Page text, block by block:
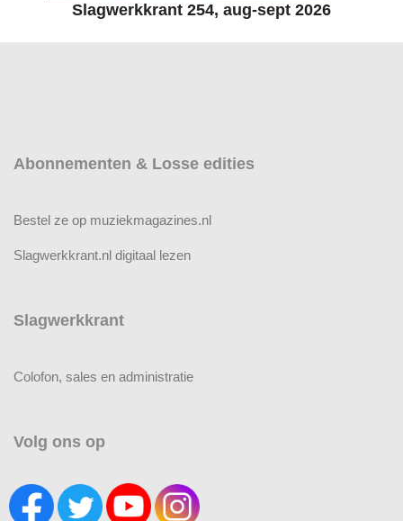
Slagwerkkrant 254, aug-sept 2026
Abonnementen & Losse edities
Bestel ze op muziekmagazines.nl
Slagwerkkrant.nl digitaal lezen
Slagwerkkrant
Colofon, sales en administratie
Volg ons op